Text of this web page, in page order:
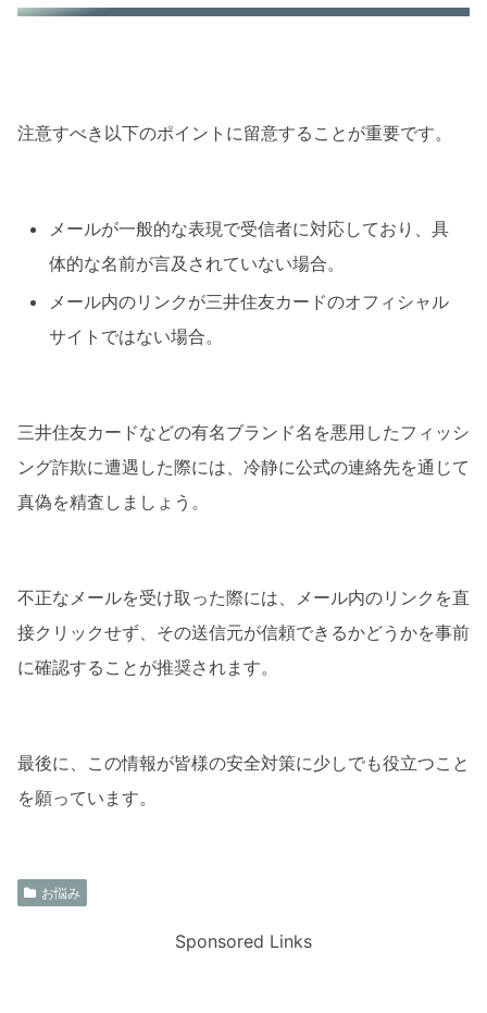
注意すべき以下のポイントに留意することが重要です。
メールが一般的な表現で受信者に対応しており、具
体的な名前が言及されていない場合。
メール内のリンクが三井住友カードのオフィシャル
サイトではない場合。
三井住友カードなどの有名ブランド名を悪用したフィッシ
ング詐欺に遭遇した際には、冷静に公式の連絡先を通じて
真偽を精査しましょう。
不正なメールを受け取った際には、メール内のリンクを直
接クリックせず、その送信元が信頼できるかどうかを事前
に確認することが推奨されます。
最後に、この情報が皆様の安全対策に少しでも役立つこと
を願っています。
お悩み
Sponsored Links